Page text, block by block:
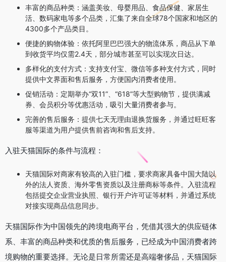
丰富的商品种类：涵盖美妆、母婴用品、食品保健、家居生
活、数码家电等多个品类，汇集了来自全球78个国家和地区的
4300多个产品类目。
便捷的购物体验：依托阿里巴巴强大的物流体系，商品从下单
到收货平均仅需2.4天，部分城市甚至可以实现次日达。
多样化的支付方式：支持支付宝、微信等多种支付方式，同时
提供中文界面和售后服务，方便国内消费者使用。
促销活动：定期举办“双11”、“618”等大型购物节，提供满减
券、会员积分等优惠活动，吸引大量消费者参与。
完善的售后服务：提供七天无理由退换货服务，并通过旺旺客
服等渠道为用户提供售前咨询和售后支持。
入驻天猫国际的条件与流程：
天猫国际对商家有较高的入驻门槛，要求商家具备中国大陆以
外的法人资质、海外零售资质以及注册商标等条件。入驻流程
包括提交企业营业执照、银行开户许可证等材料，并通过系统
对接实现商品信息同步。
天猫国际作为中国领先的跨境电商平台，凭借其强大的供应链体
系、丰富的商品种类和优质的售后服务，已经成为中国消费者跨
境购物的重要选择。无论是日常所需还是高端奢侈品，天猫国际